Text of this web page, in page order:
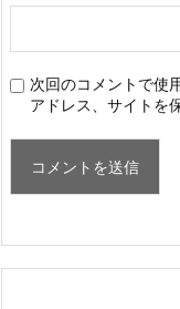
次回のコメントで使
アドレス、サイトを